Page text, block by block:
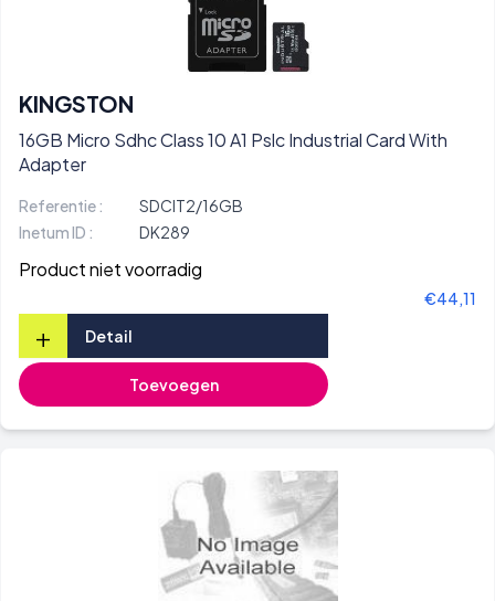
KINGSTON
16GB Micro Sdhc Class 10 A1 Pslc Industrial Card With
Adapter
Referentie :
SDCIT2/16GB
Inetum ID :
DK289
Product niet voorradig
€44,11
+ Detail
Toevoegen